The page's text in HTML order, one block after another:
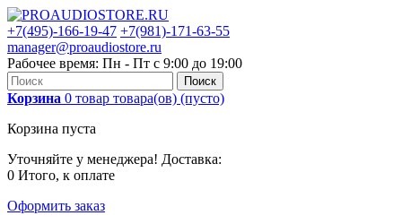
+7(495)-166-19-47 +7(981)-171-63-55
manager@proaudiostore.ru
Рабочее время: Пн - Пт с 9:00 до 19:00
Поиск
Корзина 0 товар товара(ов) (пусто)
Корзина пуста
Уточняйте у менеджера! Доставка:
0 Итого, к оплате
Оформить заказ